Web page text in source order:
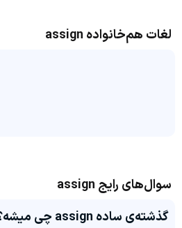
لغات هم‌خانواده assign
سوال‌های رایج assign
گذشته‌ی ساده assign چی میشه؟